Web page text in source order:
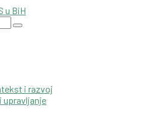
i razvoj
upravljanje